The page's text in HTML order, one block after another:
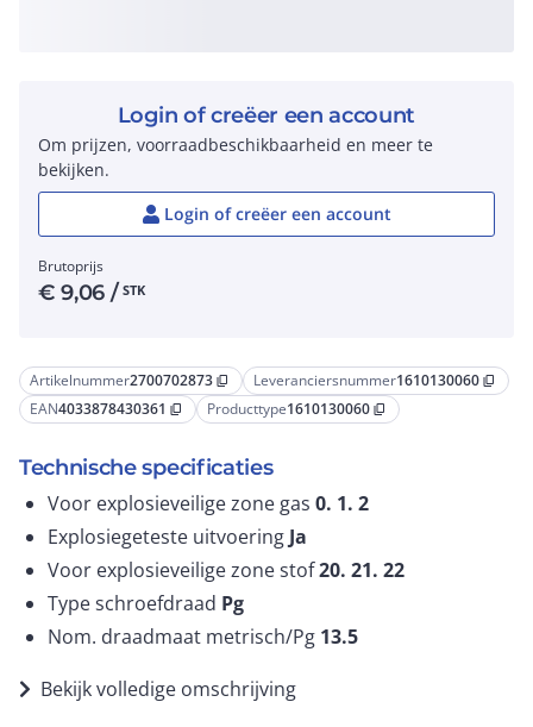
Artikelnummer2700702873 content_copy Leveranciersnummer1610130060 content_copy
EAN4033878430361 content_copy Producttype1610130060 content_copy
Technische specificaties
Voor explosieveilige zone gas 0. 1. 2
Explosiegeteste uitvoering Ja
Voor explosieveilige zone stof20. 21. 22
Type schroefdraad Pg
Nom. draadmaat metrisch/Pg 13.5
Bekijk volledige omschrijving
Login of creëer een account
Om prijzen, voorraadbeschikbaarheid en meer te
bekijken.
Login of creëer een account
Brutoprijs
€9,06 / STK